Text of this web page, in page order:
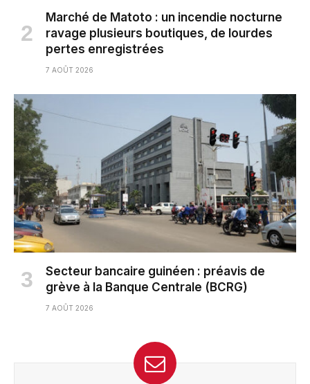
Marché de Matoto : un incendie nocturne
ravage plusieurs boutiques, de lourdes
pertes enregistrées
7 AOÛT 2026
Secteur bancaire guinéen : préavis de
grève à la Banque Centrale (BCRG)
7 AOÛT 2026